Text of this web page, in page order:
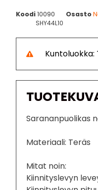
Koodi10090 Osasto
SHY44L10
Sarananpuolikas
Materiaali: Teräs
Mitat noin:
Kiinnityslevyn